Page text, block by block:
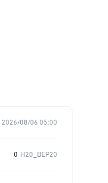
2026/08/06 05:00
0 H20_BEP20